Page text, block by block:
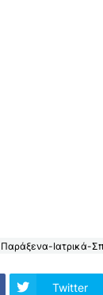
Ιατρικά-
Twitter